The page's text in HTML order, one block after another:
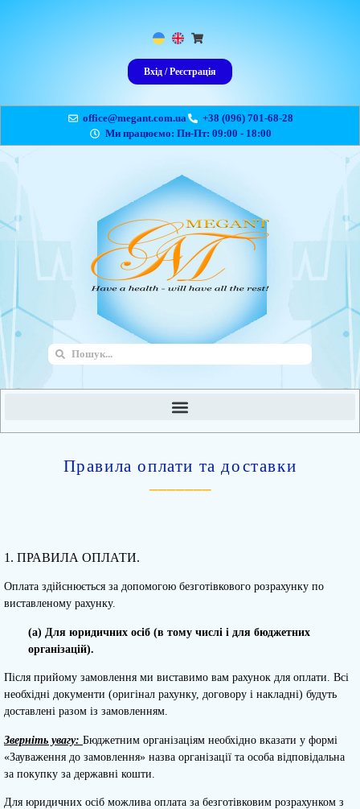
Вхід / Реєстрація
office@megant.com.ua
+38 (096) 701-68-28
Ми працюємо: Пн-Пт: 09:00 - 18:00
Правила оплати та доставки
1. ПРАВИЛА ОПЛАТИ.
Оплата здійснюється за допомогою безготівкового розрахунку по
виставленому рахунку.
(a) Для юридичних осіб (в тому числі і для бюджетних
організацій).
Після прийому замовлення ми виставимо вам рахунок для оплати. Всі
необхідні документи (оригінал рахунку, договору і накладні) будуть
доставлені разом із замовленням.
Зверніть увагу: Бюджетним організаціям необхідно вказати у формі
«Зауваження до замовлення» назва організації та особа відповідальна
за покупку за державні кошти.
Для юридичних осіб можлива оплата за безготівковим розрахунком з